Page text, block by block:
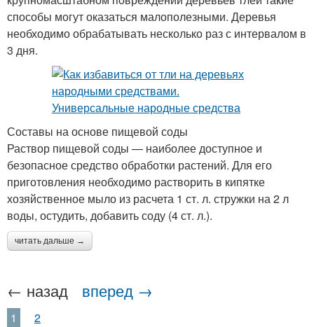
способы могут оказаться малополезными. Деревья
необходимо обрабатывать несколько раз с интервалом в
3 дня.
Составы на основе пищевой соды
Раствор пищевой соды — наиболее доступное и
безопасное средство обработки растений. Для его
приготовления необходимо растворить в кипятке
хозяйственное мыло из расчета 1 ст. л. стружки на 2 л
воды, остудить, добавить соду (4 ст. л.).
читать дальше →
← назад вперед →
1 2